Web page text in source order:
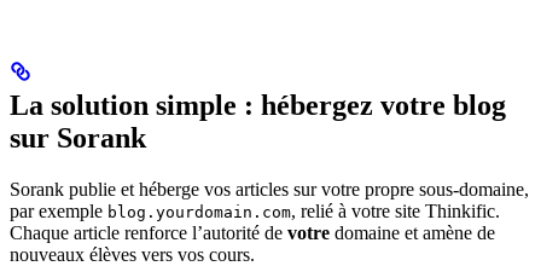
La solution simple : hébergez votre blog
sur Sorank
Sorank publie et héberge vos articles sur votre propre sous-domaine,
par exemple blog.yourdomain.com, relié à votre site Thinkific.
Chaque article renforce l’autorité de votre domaine et amène de
nouveaux élèves vers vos cours.